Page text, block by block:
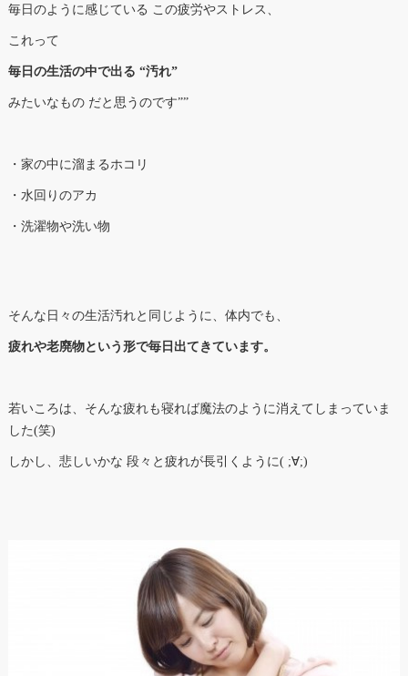
毎日のように感じている この疲労やストレス、
これって
毎日の生活の中で出る “汚れ”
みたいなもの だと思うのです””
・家の中に溜まるホコリ
・水回りのアカ
・洗濯物や洗い物
そんな日々の生活汚れと同じように、体内でも、
疲れや老廃物という形で毎日出てきています。
若いころは、そんな疲れも寝れば魔法のように消えてしまっていま
した(笑)
しかし、悲しいかな 段々と疲れが長引くように( ;∀;)